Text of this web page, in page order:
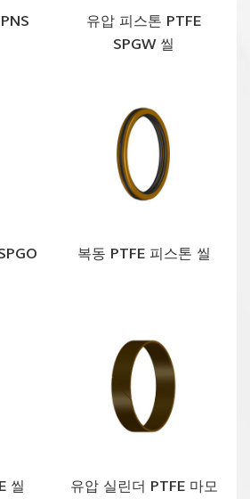
유압 피스톤 PTFE
SPGW 씰
복동 PTFE 피스톤 씰
씰
유압 실린더 PTFE 마모